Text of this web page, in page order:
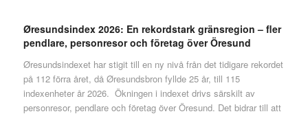
Øresundsindex 2026: En rekordstark gränsregion – fler
pendlare, personresor och företag över Öresund
Øresundsindexet har stigit till en ny nivå från det tidigare rekordet
på 112 förra året, då Øresundsbron fyllde 25 år, till 115
indexenheter år 2026. Ökningen i indexet drivs särskilt av
personresor, pendlare och företag över Öresund. Det bidrar till att